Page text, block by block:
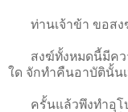
ท่านเจ้าข้า ขอสง
สงฆ์ทั้งหมดนี้มีคว
ใด จักทำคืนอาบัตินั้น
ครั้นแล้วพึงทำอุ